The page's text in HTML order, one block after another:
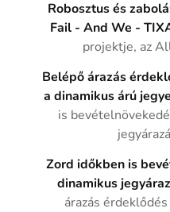
Robosztus és
Fail - And We -
projektje, az
Belépő árazás
a dinamikus árú
is
Zord időkben is
dinamikus
árazás